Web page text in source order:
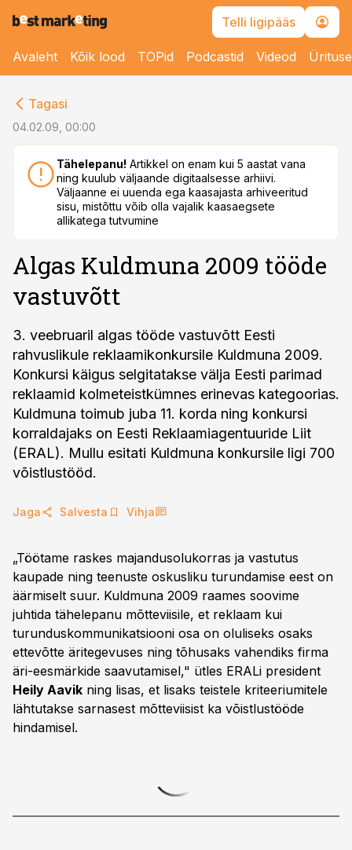
Telli ligipääs
Avaleht Kõik lood TOPid Podcastid Videod
Tagasi
04.02.09, 00:00
Tähelepanu! Artikkel on enam kui 5 aastat vana
ning kuulub väljaande digitaalsesse arhiivi.
Väljaanne ei uuenda ega kaasajasta arhiveeritud
sisu, mistõttu võib olla vajalik kaasaegsete
allikatega tutvumine
Algas Kuldmuna 2009 tööde
vastuvõtt
3. veebruaril algas tööde vastuvõtt Eesti
rahvuslikule reklaamikonkursile Kuldmuna 2009.
Konkursi käigus selgitatakse välja Eesti parimad
reklaamid kolmeteistkümnes erinevas kategoorias.
Kuldmuna toimub juba 11. korda ning konkursi
korraldajaks on Eesti Reklaamiagentuuride Liit
(ERAL). Mullu esitati Kuldmuna konkursile ligi 700
võistlustööd.
Jaga Salvesta Vihja
„Töötame raskes majandusolukorras ja vastutus
kaupade ning teenuste oskusliku turundamise eest on
äärmiselt suur. Kuldmuna 2009 raames soovime
juhtida tähelepanu mõtteviisile, et reklaam kui
turunduskommunikatsiooni osa on oluliseks osaks
ettevõtte äritegevuses ning tõhusaks vahendiks firma
äri-eesmärkide saavutamisel," ütles ERALi president
Heily Aavik ning lisas, et lisaks teistele kriteeriumitele
lähtutakse sarnasest mõtteviisist ka võistlustööde
hindamisel.